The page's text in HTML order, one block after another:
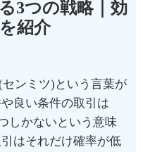
3つの戦略｜効
紹介
ンミツ)という言葉が
良い条件の取引は
しかないという意味
はそれだけ確率が低